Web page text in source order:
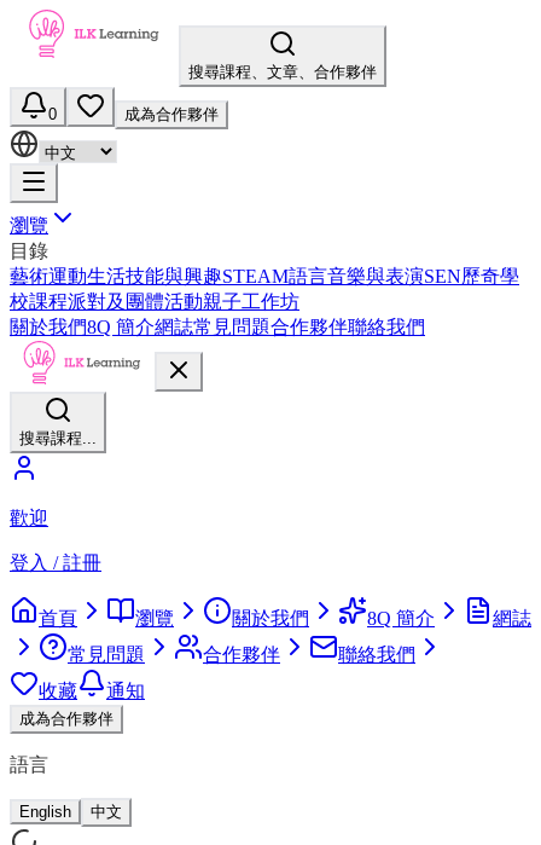
搜尋課程、文章、合作夥伴
0 成為合作夥伴
瀏覽
目錄
藝術運動生活技能與興趣STEAM語言音樂與表演SEN歷奇學
校課程派對及團體活動親子工作坊
關於我們8Q 簡介網誌常見問題合作夥伴聯絡我們
搜尋課程...
歡迎
登入 / 註冊
首頁 瀏覽 關於我們 8Q 簡介
網誌
常見問題
合作夥伴
聯絡我們
收藏
通知
成為合作夥伴
語言
English 中文